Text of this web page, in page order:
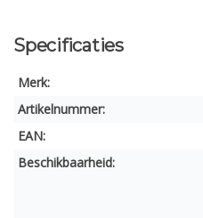
Specificaties
Merk:
Artikelnummer:
EAN:
Beschikbaarheid: